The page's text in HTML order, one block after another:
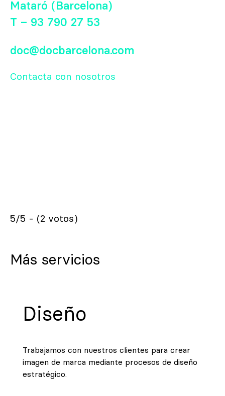
Mataró (Barcelona)
T – 93 790 27 53
doc@docbarcelona.com
Contacta con nosotros
5/5 - (2 votos)
Más servicios
Diseño
Trabajamos con nuestros clientes para crear
imagen de marca mediante procesos de diseño
estratégico.